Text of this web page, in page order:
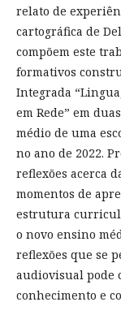
relato de
cartográfica de
compõem este
formativos
Integrada
em Rede” em
médio de uma
no ano de 2022.
reflexões acerca
momentos de
estrutura
o novo ensino
reflexões que se
audiovisual pode
conhecimento e